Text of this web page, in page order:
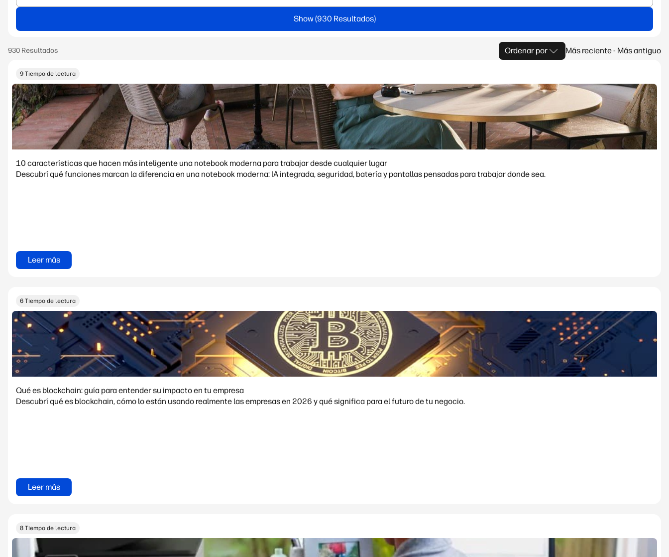
Show
Ordenar por Más reciente - Más antiguo
9 Tiempo de lectura
10 características que hacen más inteligente una notebook moderna para trabajar desde cualquier lugar
Descubrí qué funciones marcan la diferencia en una notebook moderna: IA integrada, seguridad, batería y pantallas pensadas para trabajar donde sea.
Leer más
6 Tiempo de lectura
Qué es blockchain: guía para entender su impacto en tu empresa
Descubrí qué es blockchain, cómo lo están usando realmente las empresas en 2026 y qué significa para el futuro de tu negocio.
Leer más
8 Tiempo de lectura